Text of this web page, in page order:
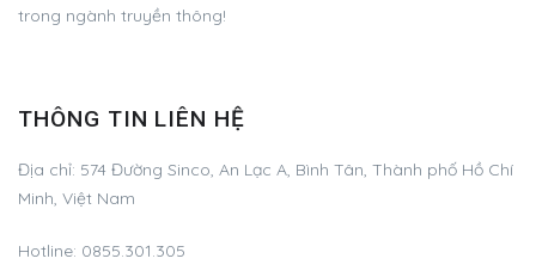
trong ngành truyền thông!
THÔNG TIN LIÊN HỆ
Địa chỉ: 574 Đường Sinco, An Lạc A, Bình Tân, Thành phố Hồ Chí
Minh, Việt Nam
Hotline: 0855.301.305